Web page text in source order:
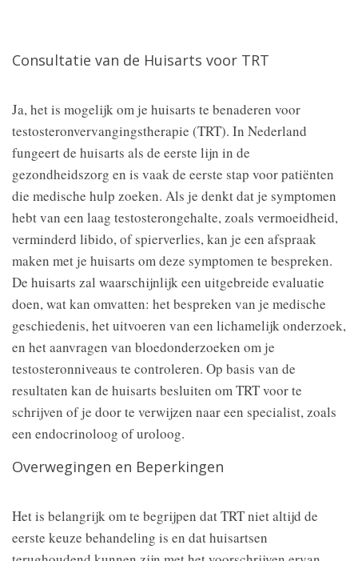
Consultatie van de Huisarts voor TRT
Ja, het is mogelijk om je huisarts te benaderen voor
testosteronvervangingstherapie (TRT). In Nederland
fungeert de huisarts als de eerste lijn in de
gezondheidszorg en is vaak de eerste stap voor patiënten
die medische hulp zoeken. Als je denkt dat je symptomen
hebt van een laag testosterongehalte, zoals vermoeidheid,
verminderd libido, of spierverlies, kan je een afspraak
maken met je huisarts om deze symptomen te bespreken.
De huisarts zal waarschijnlijk een uitgebreide evaluatie
doen, wat kan omvatten: het bespreken van je medische
geschiedenis, het uitvoeren van een lichamelijk onderzoek,
en het aanvragen van bloedonderzoeken om je
testosteronniveaus te controleren. Op basis van de
resultaten kan de huisarts besluiten om TRT voor te
schrijven of je door te verwijzen naar een specialist, zoals
een endocrinoloog of uroloog.
Overwegingen en Beperkingen
Het is belangrijk om te begrijpen dat TRT niet altijd de
eerste keuze behandeling is en dat huisartsen